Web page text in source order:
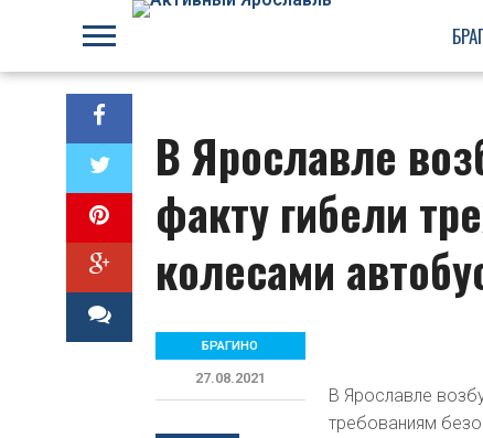
В Ярославле
факту гибели
колесами
В Ярославле
требованиям
БРАГИНО
27.08.2021